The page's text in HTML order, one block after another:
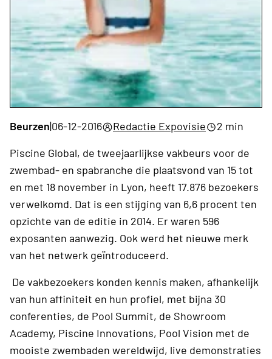
Beurzen|06-12-2016 Redactie Expovisie
2 min
Piscine Global, de tweejaarlijkse vakbeurs voor de
zwembad- en spabranche die plaatsvond van 15 tot
en met 18 november in Lyon, heeft 17.876 bezoekers
verwelkomd. Dat is een stijging van 6,6 procent ten
opzichte van de editie in 2014. Er waren 596
exposanten aanwezig. Ook werd het nieuwe merk
van het netwerk geïntroduceerd.
De vakbezoekers konden kennis maken, afhankelijk
van hun affiniteit en hun profiel, met bijna 30
conferenties, de Pool Summit, de Showroom
Academy, Piscine Innovations, Pool Vision met de
mooiste zwembaden wereldwijd, live demonstraties